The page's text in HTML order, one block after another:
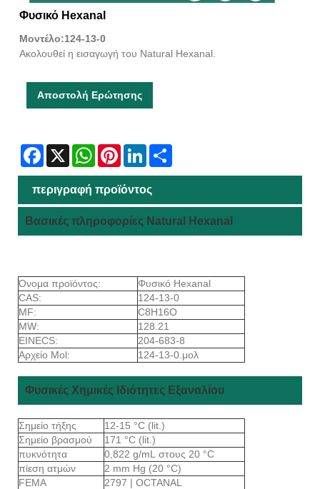
Φυσικό Hexanal
Μοντέλο:124-13-0
Ακολουθεί η εισαγωγή του Natural Hexanal.
Αποστολή Ερώτησης
Facebook
X WhatsAppPinterestLinkedIn
περιγραφή προϊόντος
Βασικές πληροφορίες Natural Hexanal
Όνομα προϊόντος:
Φυσικό Hexanal
CAS:
124-13-0
MF:
C8H16O
MW:
128.21
EINECS:
204-683-8
Αρχείο Mol:
124-13-0.μολ
Φυσικές Χημικές Ιδιότητες Εξαναλίου
Σημείο τήξης
12-15 °C (lit.)
Σημείο βρασμού
171 °C (lit.)
πυκνότητα
0,822 g/mL στους 20 °C
πίεση ατμών
2 mm Hg (20 °C)
FEMA
2797 | OCTANAL